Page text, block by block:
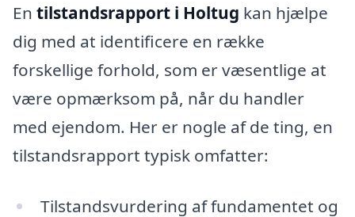
En tilstandsrapport i Holtug kan hjælpe
dig med at identificere en række
forskellige forhold, som er væsentlige at
være opmærksom på, når du handler
med ejendom. Her er nogle af de ting, en
tilstandsrapport typisk omfatter:
Tilstandsvurdering af fundamentet og